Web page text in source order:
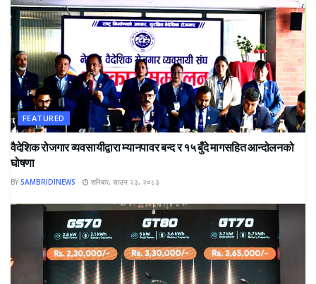
FEATURED
वैदेशिक रोजगार व्यवसायीद्वारा म्यानपावर बन्द र १५ बुँदे मागसहित आन्दोलनको
घोषणा
BY SAMBRIDINEWS शनिबार, साउन २३, २०८३